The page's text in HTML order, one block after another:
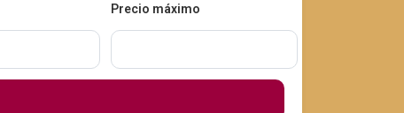
Precio máximo